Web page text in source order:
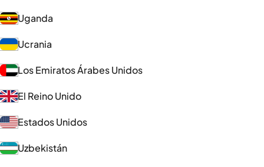
Uganda
Ucrania
Los Emiratos Árabes Unidos
El Reino Unido
Estados Unidos
Uzbekistán